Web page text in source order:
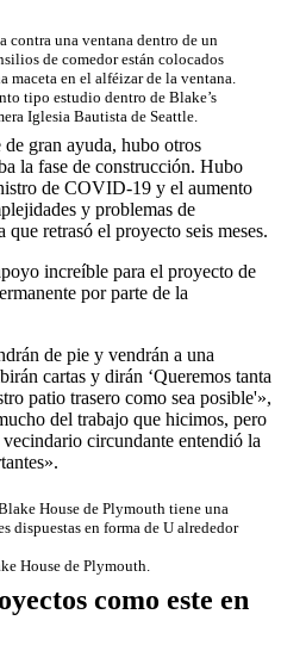
tipo estudio dentro de Blake’s
Iglesia Bautista de Seattle.
gran ayuda, hubo otros
la fase de construcción. Hubo
de COVID-19 y el aumento
y problemas de
retrasó el proyecto seis meses.
increíble para el proyecto de
por parte de la
de pie y vendrán a una
cartas y dirán ‘Queremos tanta
patio trasero como sea posible'»,
del trabajo que hicimos, pero
circundante entendió la
House de Plymouth.
como este en